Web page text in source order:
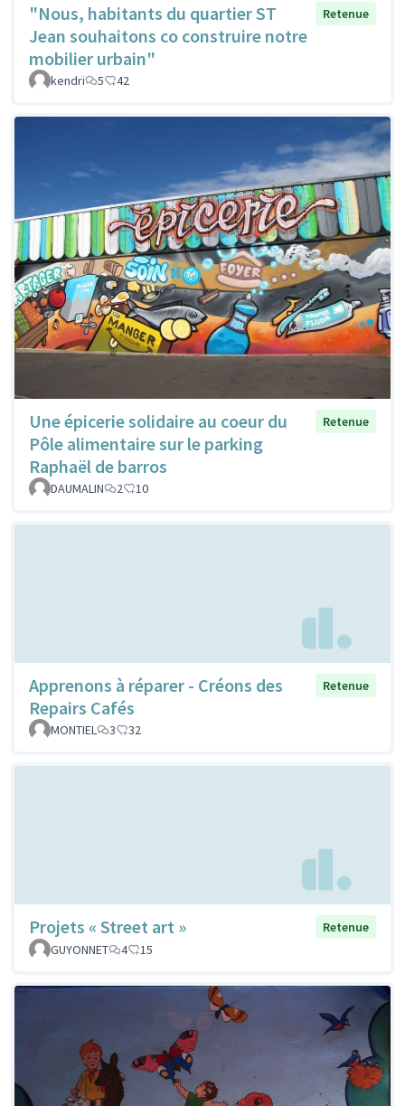
"Nous, habitants du quartier ST
Jean souhaitons co construire notre
mobilier urbain"
Retenue
kendri 5 42
Une épicerie solidaire au coeur du
Pôle alimentaire sur le parking
Raphaël de barros
Retenue
DAUMALIN 2 10
Apprenons à réparer - Créons des
Repairs Cafés
Retenue
MONTIEL 3 32
Projets « Street art »
Retenue
GUYONNET
4 15